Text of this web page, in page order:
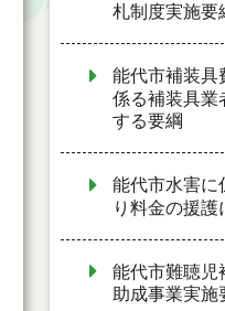
札制度実施要
能代市補装具
係る補装具業
する要綱
能代市水害に
り料金の援護
能代市難聴児
助成事業実施